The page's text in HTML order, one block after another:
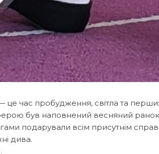
це час пробудження, світла та
був наповнений весняний ранок
подарували всім присутнім
дива.